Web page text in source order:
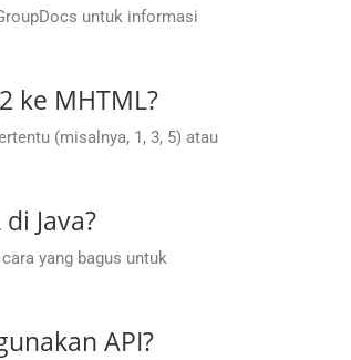
untuk informasi
ke MHTML?
(misalnya, 1, 3, 5) atau
Java?
yang bagus untuk
API?